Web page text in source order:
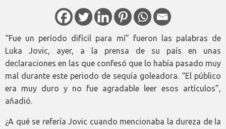
“Fue un período difícil para mí” fueron las palabras de
Luka Jovic, ayer, a la prensa de su país en unas
declaraciones en las que confesó que lo había pasado muy
mal durante este periodo de sequía goleadora. “El público
era muy duro y no fue agradable leer esos artículos”,
añadió.
¿A qué se refería Jovic cuando mencionaba la dureza de la